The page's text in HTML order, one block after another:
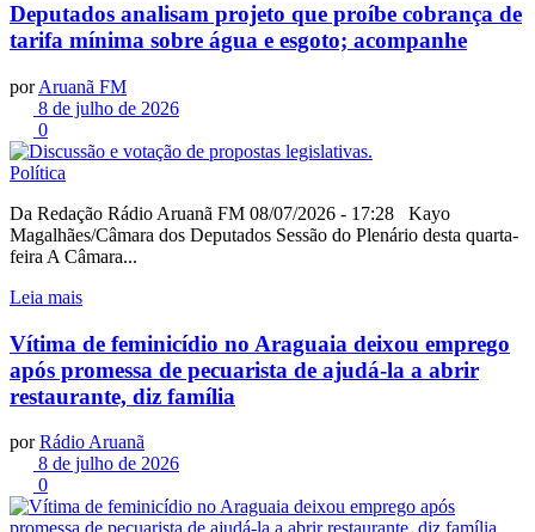
Deputados analisam projeto que proíbe cobrança de
tarifa mínima sobre água e esgoto; acompanhe
por Aruanã FM
8 de julho de 2026
0
Política
Da Redação Rádio Aruanã FM 08/07/2026 - 17:28 Kayo
Magalhães/Câmara dos Deputados Sessão do Plenário desta quarta-
feira A Câmara...
Leia mais
Vítima de feminicídio no Araguaia deixou emprego
após promessa de pecuarista de ajudá-la a abrir
restaurante, diz família
por Rádio Aruanã
8 de julho de 2026
0